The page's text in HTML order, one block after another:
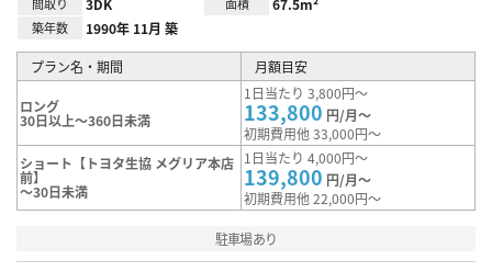
築年数 1990年 11月 築
プラン名・期間 月額目安
ロング
30日以上～360日未満
1日当たり 3,800円～
133,800 円/月～
初期費用他 33,000円～
ショート【トヨタ生協 メグリア本店
前】
～30日未満
1日当たり 4,000円～
139,800 円/月～
初期費用他 22,000円～
駐車場あり